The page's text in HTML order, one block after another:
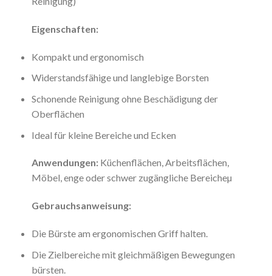
Eigenschaften:
Kompakt und ergonomisch
Widerstandsfähige und langlebige Borsten
Schonende Reinigung ohne Beschädigung der
Oberflächen
Ideal für kleine Bereiche und Ecken
Anwendungen:Küchenflächen, Arbeitsflächen,
Möbel, enge oder schwer zugängliche Bereicheµ
Gebrauchsanweisung:
Die Bürste am ergonomischen Griff halten.
Die Zielbereiche mit gleichmäßigen Bewegungen
bürsten.